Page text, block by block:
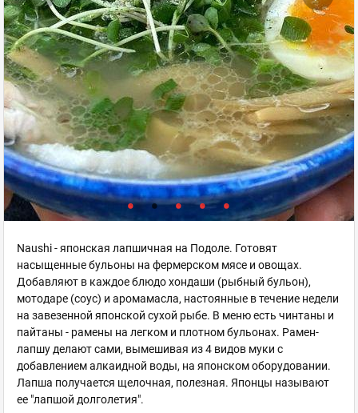
Naushi - японская лапшичная на Подоле. Готовят
насыщенные бульоны на фермерском мясе и овощах.
Добавляют в каждое блюдо хондаши (рыбный бульон),
мотодаре (соус) и аромамасла, настоянные в течение недели
на завезенной японской сухой рыбе. В меню есть чинтаны и
пайтаны - рамены на легком и плотном бульонах. Рамен-
лапшу делают сами, вымешивая из 4 видов муки с
добавлением алкаидной воды, на японском оборудовании.
Лапша получается щелочная, полезная. Японцы называют
ее "лапшой долголетия".